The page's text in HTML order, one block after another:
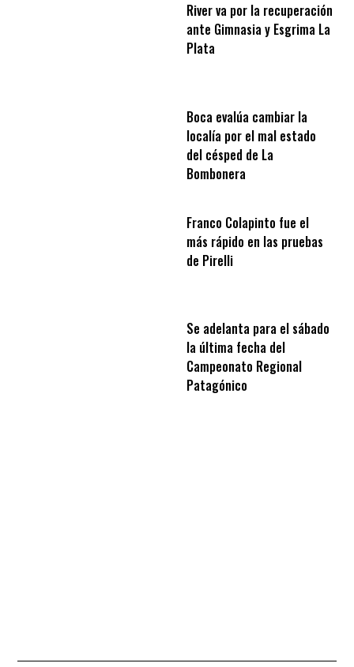
River va por la recuperación
ante Gimnasia y Esgrima La
Plata
Boca evalúa cambiar la
localía por el mal estado
del césped de La
Bombonera
Franco Colapinto fue el
más rápido en las pruebas
de Pirelli
Se adelanta para el sábado
la última fecha del
Campeonato Regional
Patagónico